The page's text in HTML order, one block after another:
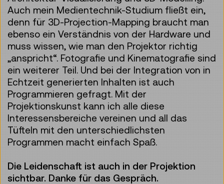
Auch mein Medientechnik-Studium fließt ein,
denn für 3D-Projection-Mapping braucht man
ebenso ein Verständnis von der Hardware und
muss wissen, wie man den Projektor richtig
„anspricht“. Fotografie und Kinematografie sind
ein weiterer Teil. Und bei der Integration von in
Echtzeit generierten Inhalten ist auch
Programmieren gefragt. Mit der
Projektionskunst kann ich alle diese
Interessensbereiche vereinen und all das
Tüfteln mit den unterschiedlichsten
Programmen macht einfach Spaß.
Die Leidenschaft ist auch in der Projektion
sichtbar. Danke für das Gespräch.